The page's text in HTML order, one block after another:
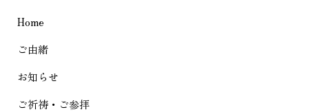
ー
シ
ョ
ン
Home
ご由緒
お知らせ
ご祈祷・ご参拝